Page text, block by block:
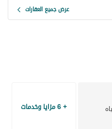
عرض جميع العقارات
+ 6 مزايا وخدمات